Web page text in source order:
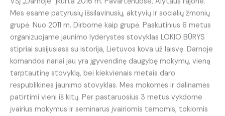
Mes esame patyrusių išsilavinusių, aktyvių ir socialių žmonių
grupė. Nuo 2011 m. Dirbome kaip grupė. Paskutinius 6 metus
organizuojame jaunimo lyderystės stovyklas LOKIO BŪRYS
stipriai susijusiass su istorija, Lietuvos kova už laisvę. Darnoje
komandos nariai jau yra įgyvendinę daugybę mokymų, vieną
tarptautinę stovyklą, bei kiekvienais metais daro
respublikines jaunimo stovyklas. Mes mokomės ir dalinamės
patirtimi vieni iš kitų. Per pastaruosius 3 metus vykdome
įvairius mokymus ir seminarus įvairiomis temomis, tokiomis